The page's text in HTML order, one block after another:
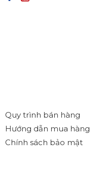
Quy trình bán hàng
Hướng dẫn mua hàng
Chính sách bảo mật